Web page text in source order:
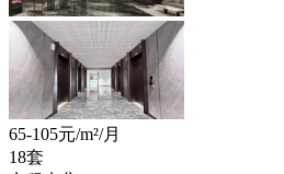
65-105元/m²/月
18套